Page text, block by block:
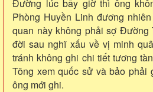
Đường lúc bấy giờ thì ông
Phòng Huyền Linh đương
quan này không phải sợ Đường
đời sau nghĩ xấu về vị minh
tránh không ghi chi tiết tương
Tông xem quốc sử và bảo phải
ông mới ghi.